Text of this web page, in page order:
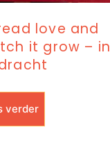
love and
it grow – in
verder